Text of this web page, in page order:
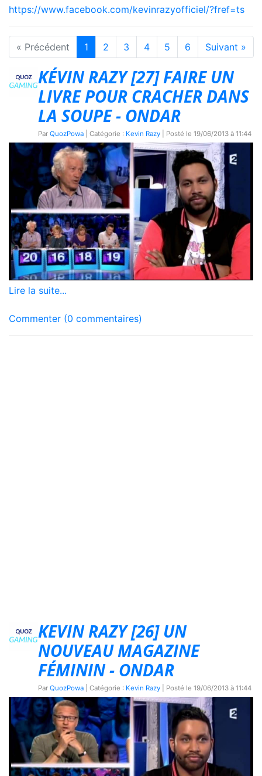
https://www.facebook.com/kevinrazyofficiel/?fref=ts
« Précédent 1 2 3 4 5 6 Suivant »
KÉVIN RAZY [27] FAIRE UN
LIVRE POUR CRACHER DANS
LA SOUPE - ONDAR
Par QuozPowa | Catégorie : Kevin Razy | Posté le 19/06/2013 à 11:44
Lire la suite...
Commenter (0 commentaires)
KEVIN RAZY [26] UN
NOUVEAU MAGAZINE
FÉMININ - ONDAR
Par QuozPowa | Catégorie : Kevin Razy | Posté le 19/06/2013 à 11:44